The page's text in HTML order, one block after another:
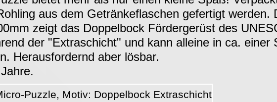
aus dem Getränkeflaschen gefertigt werden.
zeigt das Doppelbock Fördergerüst des
der "Extraschicht" und kann alleine in ca. einer
Herausfordernd aber lösbar.